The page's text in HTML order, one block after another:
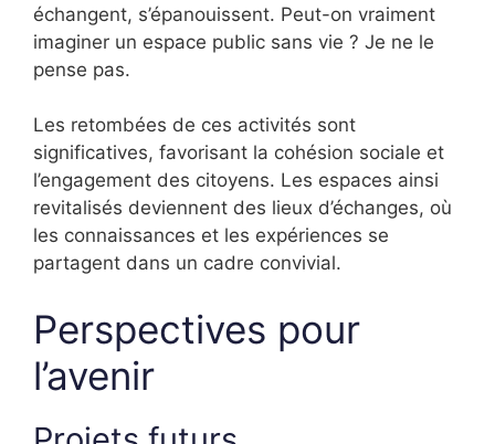
échangent, s’épanouissent. Peut-on vraiment
imaginer un espace public sans vie ? Je ne le
pense pas.
Les retombées de ces activités sont
significatives, favorisant la cohésion sociale et
l’engagement des citoyens. Les espaces ainsi
revitalisés deviennent des lieux d’échanges, où
les connaissances et les expériences se
partagent dans un cadre convivial.
Perspectives pour
l’avenir